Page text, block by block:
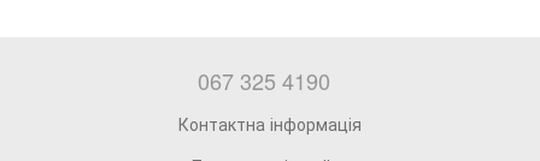
067 325 4190
Контактна інформація